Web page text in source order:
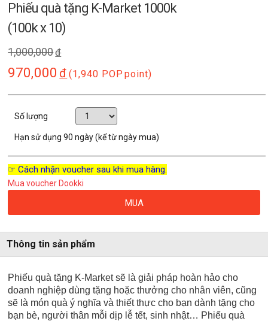
Phiếu quà tặng K-Market 1000k
(100k x 10)
1,000,000đ
970,000 đ (1,940 POP point)
Số lượng
Hạn sử dụng90 ngày (kể từ ngày mua)
☞ Cách nhận voucher sau khi mua hàng.
Mua voucher Dookki
MUA
Thông tin sản phẩm
Phiếu quà tặng K-Market sẽ là giải pháp hoàn hảo cho
doanh nghiệp dùng tặng hoặc thưởng cho nhân viên, cũng
sẽ là món quà ý nghĩa và thiết thực cho bạn dành tặng cho
bạn bè, người thân mỗi dịp lễ tết, sinh nhật… Phiếu quà